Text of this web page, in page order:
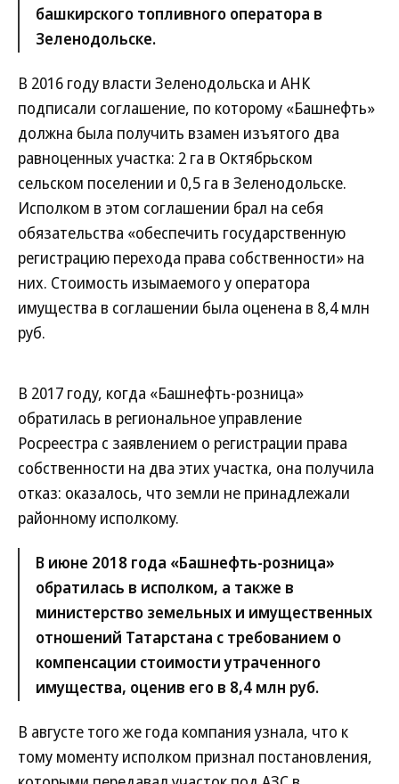
башкирского топливного оператора в
Зеленодольске.
В 2016 году власти Зеленодольска и АНК
подписали соглашение, по которому «Башнефть»
должна была получить взамен изъятого два
равноценных участка: 2 га в Октябрьском
сельском поселении и 0,5 га в Зеленодольске.
Исполком в этом соглашении брал на себя
обязательства «обеспечить государственную
регистрацию перехода права собственности» на
них. Стоимость изымаемого у оператора
имущества в соглашении была оценена в 8,4 млн
руб.
В 2017 году, когда «Башнефть-розница»
обратилась в региональное управление
Росреестра с заявлением о регистрации права
собственности на два этих участка, она получила
отказ: оказалось, что земли не принадлежали
районному исполкому.
В июне 2018 года «Башнефть-розница»
обратилась в исполком, а также в
министерство земельных и имущественных
отношений Татарстана с требованием о
компенсации стоимости утраченного
имущества, оценив его в 8,4 млн руб.
В августе того же года компания узнала, что к
тому моменту исполком признал постановления,